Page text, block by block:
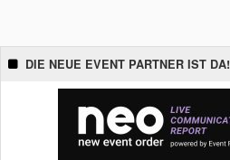
DIE NEUE EVENT PARTNER IST DA!